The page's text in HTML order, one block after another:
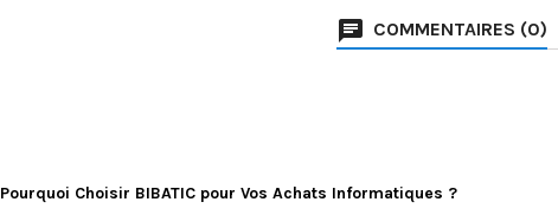
imprimantes HP Color
LaserJet Enterprise
COMMENTAIRES (0)
Pourquoi Choisir BIBATIC pour Vos Achats Informatiques ?